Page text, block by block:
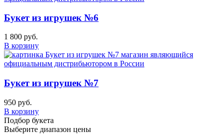
Букет из игрушек №6
1 800 руб.
В корзину
Букет из игрушек №7
950 руб.
В корзину
Подбор букета
Выберите диапазон цены